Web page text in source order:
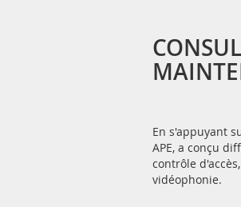
En s'appuyant
APE, a conçu
contrôle
vidéophonie.